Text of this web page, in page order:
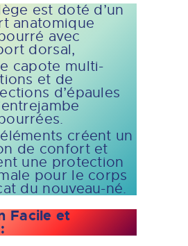
est doté d’un
anatomique
avec
dorsal,
capote multi-
et de
d’épaules
créent un
de confort et
une protection
pour le corps
du nouveau-né.
Facile et